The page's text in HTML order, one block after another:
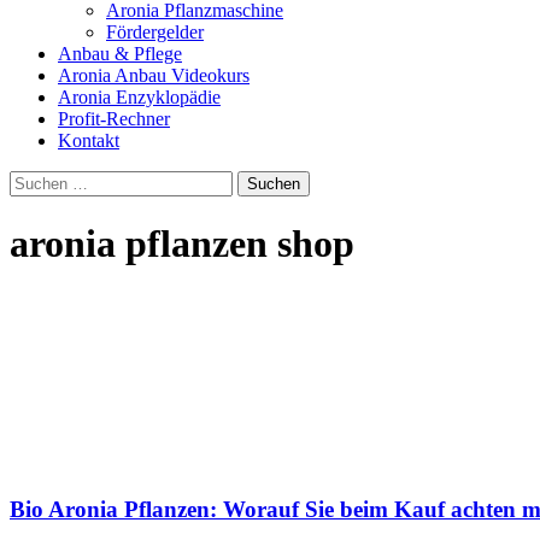
Aronia Pflanzmaschine
Fördergelder
Anbau & Pflege
Aronia Anbau Videokurs
Aronia Enzyklopädie
Profit-Rechner
Kontakt
Suchen
nach:
aronia pflanzen shop
Bio Aronia Pflanzen: Worauf Sie beim Kauf achten